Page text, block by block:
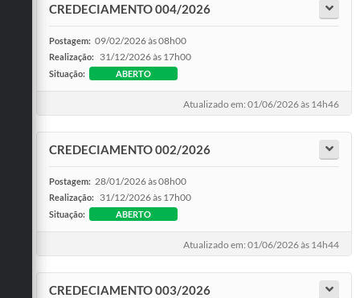
CREDECIAMENTO 004/2026
Postagem: 09/02/2026 às 08h00
Realização: 31/12/2026 às 17h00
Situação: ABERTO
Atualizado em: 01/06/2026 às 14h46
CREDECIAMENTO 002/2026
Postagem: 28/01/2026 às 08h00
Realização: 31/12/2026 às 17h00
Situação: ABERTO
Atualizado em: 01/06/2026 às 14h44
CREDECIAMENTO 003/2026